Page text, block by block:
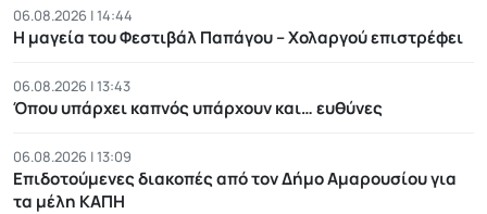
06.08.2026 | 14:44
Η μαγεία του Φεστιβάλ Παπάγου – Χολαργού επιστρέφει
06.08.2026 | 13:43
Όπου υπάρχει καπνός υπάρχουν και… ευθύνες
06.08.2026 | 13:09
Επιδοτούμενες διακοπές από τον Δήμο Αμαρουσίου για
τα μέλη ΚΑΠΗ